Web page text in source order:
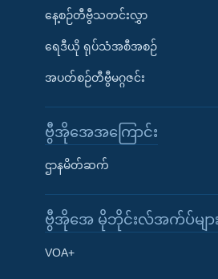
Learning English
နေ့စဉ်တီဗွီသတင်းလွှာ
ရေဒီယို ရုပ်သံအစီအစဉ်
အပတ်စဉ်တီဗွီမဂ္ဂဇင်း
ဗွီအိုအေအကြောင်း
ဌာနမိတ်ဆက်
ဗွီအိုအေ မိုဘိုင်းလ်အက်ပ်မျာ
VOA+